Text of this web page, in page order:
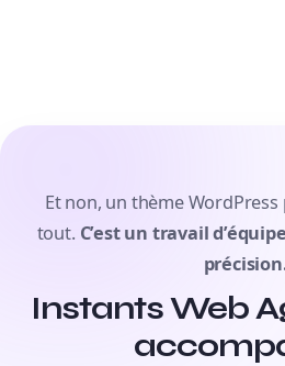
Et non, un thème
tout. C’est un travail
Instants Web